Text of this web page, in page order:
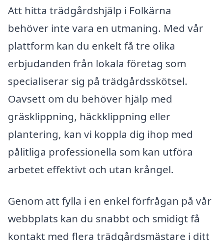
Att hitta trädgårdshjälp i Folkärna
behöver inte vara en utmaning. Med vår
plattform kan du enkelt få tre olika
erbjudanden från lokala företag som
specialiserar sig på trädgårdsskötsel.
Oavsett om du behöver hjälp med
gräsklippning, häckklippning eller
plantering, kan vi koppla dig ihop med
pålitliga professionella som kan utföra
arbetet effektivt och utan krångel.
Genom att fylla i en enkel förfrågan på vår
webbplats kan du snabbt och smidigt få
kontakt med flera trädgårdsmästare i ditt